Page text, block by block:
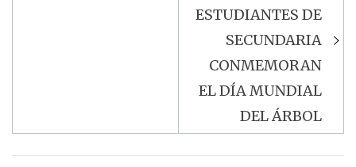
ESTUDIANTES DE
SECUNDARIA
CONMEMORAN
EL DÍA MUNDIAL
DEL ÁRBOL